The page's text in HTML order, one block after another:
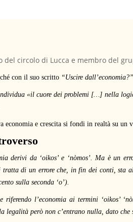
del circolo di Lucca e membro del
con il suo scritto “Uscire dall’economia?”
«il cuore dei problemi […] nella
economia e crescita si fondi in realtà su
derivi da ‘oikos’ e ‘nòmos’. Ma è un
tratta di un errore che, in fin dei conti, sta
sulla seconda ‘o’).
riferendo l’economia ai termini ‘oikos’
legalità però non c’entrano nulla, dato